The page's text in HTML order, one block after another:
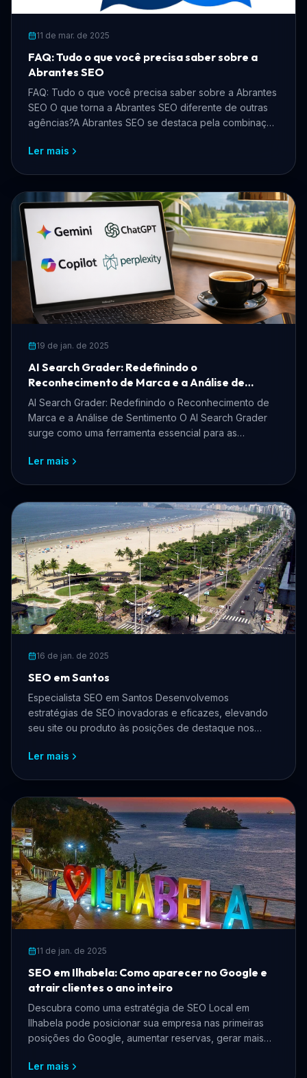
11 de mar. de 2025
FAQ: Tudo o que você precisa saber sobre a
Abrantes SEO
FAQ: Tudo o que você precisa saber sobre a Abrantes
SEO O que torna a Abrantes SEO diferente de outras
agências?A Abrantes SEO se destaca pela combinação
Ler mais
19 de jan. de 2025
AI Search Grader: Redefinindo o
Reconhecimento de Marca e a Análise de
Sentimento
AI Search Grader: Redefinindo o Reconhecimento de
Marca e a Análise de Sentimento O AI Search Grader
surge como uma ferramenta essencial para as
Ler mais
16 de jan. de 2025
SEO em Santos
Especialista SEO em Santos Desenvolvemos
estratégias de SEO inovadoras e eficazes, elevando
seu site ou produto às posições de destaque nos
Ler mais
11 de jan. de 2025
SEO em Ilhabela: Como aparecer no Google e
atrair clientes o ano inteiro
Descubra como uma estratégia de SEO Local em
Ilhabela pode posicionar sua empresa nas primeiras
posições do Google, aumentar reservas, gerar mais
Ler mais